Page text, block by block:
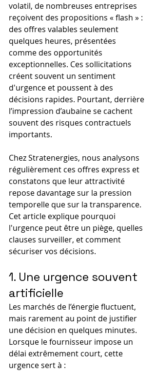
volatil, de nombreuses entreprises
reçoivent des propositions « flash » :
des offres valables seulement
quelques heures, présentées
comme des opportunités
exceptionnelles. Ces sollicitations
créent souvent un sentiment
d'urgence et poussent à des
décisions rapides. Pourtant, derrière
l’impression d’aubaine se cachent
souvent des risques contractuels
importants.
Chez Stratenergies, nous analysons
régulièrement ces offres express et
constatons que leur attractivité
repose davantage sur la pression
temporelle que sur la transparence.
Cet article explique pourquoi
l'urgence peut être un piège, quelles
clauses surveiller, et comment
sécuriser vos décisions.
1. Une urgence souvent
artificielle
Les marchés de l’énergie fluctuent,
mais rarement au point de justifier
une décision en quelques minutes.
Lorsque le fournisseur impose un
délai extrêmement court, cette
urgence sert à :